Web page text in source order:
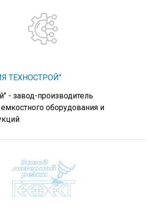
ТЕХНОСТРОЙ"
- завод-производитель
емкостного оборудования и